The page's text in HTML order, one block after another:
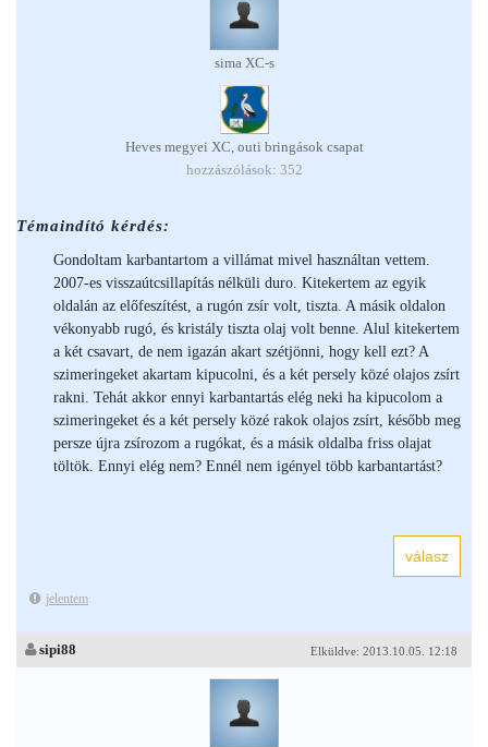
sima XC-s
Heves megyei XC, outi bringások csapat
hozzászólások: 352
Témaindító kérdés:
Gondoltam karbantartom a villámat mivel használtan vettem.
2007-es visszaútcsillapítás nélküli duro. Kitekertem az egyik
oldalán az előfeszítést, a rugón zsír volt, tiszta. A másik oldalon
vékonyabb rugó, és kristály tiszta olaj volt benne. Alul kitekertem
a két csavart, de nem igazán akart szétjönni, hogy kell ezt? A
szimeringeket akartam kipucolni, és a két persely közé olajos zsírt
rakni. Tehát akkor ennyi karbantartás elég neki ha kipucolom a
szimeringeket és a két persely közé rakok olajos zsírt, később meg
persze újra zsírozom a rugókat, és a másik oldalba friss olajat
töltök. Ennyi elég nem? Ennél nem igényel több karbantartást?
jelentem
Elküldve: 2013.10.05. 12:18
sipi88